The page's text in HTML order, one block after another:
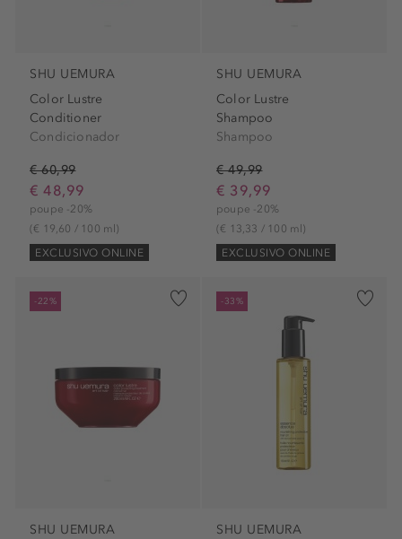
SHU UEMURA
Color Lustre
Conditioner
Condicionador
€ 60,99
€ 48,99
poupe -20%
(€ 19,60 / 100 ml)
EXCLUSIVO ONLINE
SHU UEMURA
Color Lustre
Shampoo
Shampoo
€ 49,99
€ 39,99
poupe -20%
(€ 13,33 / 100 ml)
EXCLUSIVO ONLINE
-22%
SHU UEMURA
-33%
SHU UEMURA